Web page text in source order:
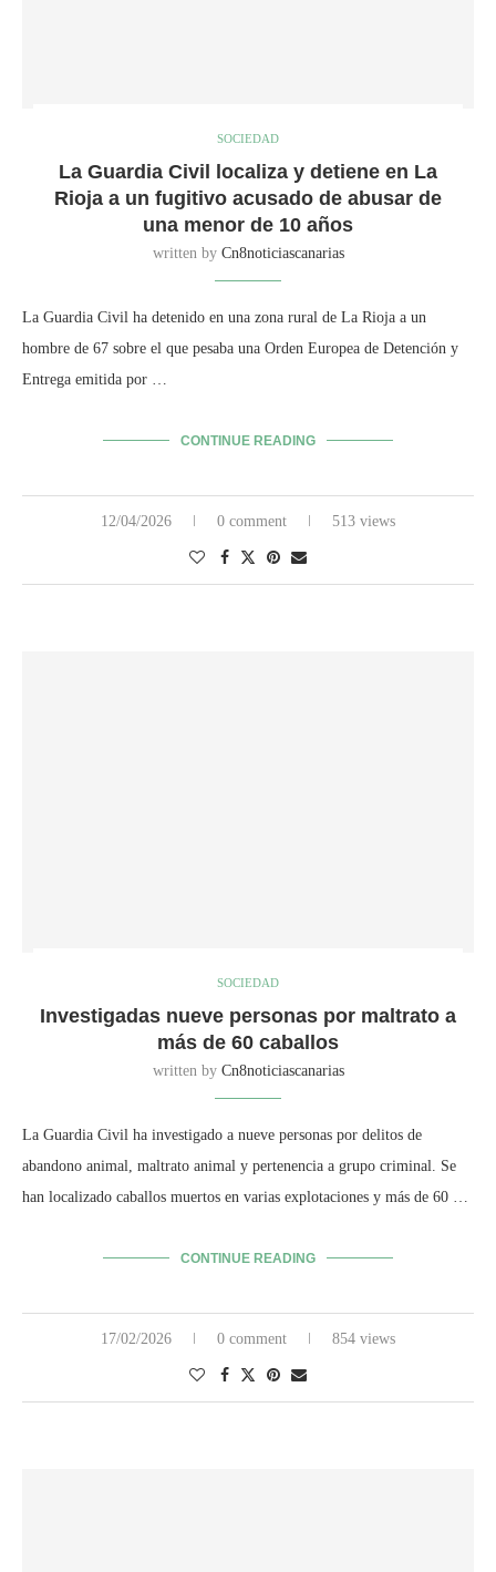
SOCIEDAD
La Guardia Civil localiza y detiene en La
Rioja a un fugitivo acusado de abusar de
una menor de 10 años
written by Cn8noticiascanarias
La Guardia Civil ha detenido en una zona rural de La Rioja a un
hombre de 67 sobre el que pesaba una Orden Europea de Detención y
Entrega emitida por …
CONTINUE READING
12/04/2026 0 comment 513 views
SOCIEDAD
Investigadas nueve personas por maltrato a
más de 60 caballos
written by Cn8noticiascanarias
La Guardia Civil ha investigado a nueve personas por delitos de
abandono animal, maltrato animal y pertenencia a grupo criminal. Se
han localizado caballos muertos en varias explotaciones y más de 60 …
CONTINUE READING
17/02/2026 0 comment 854 views